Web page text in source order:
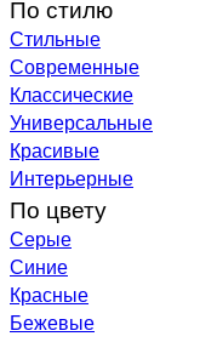
По стилю
Стильные
Современные
Классические
Универсальные
Красивые
Интерьерные
По цвету
Серые
Синие
Красные
Бежевые